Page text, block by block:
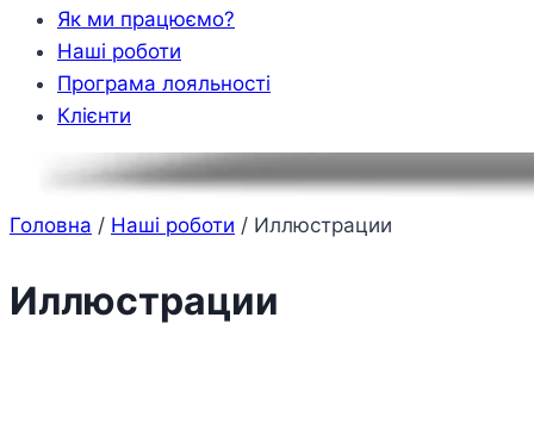
Як ми працюємо?
Наші роботи
Програма лояльності
Клієнти
Головна / Наші роботи / Иллюстрации
Иллюстрации